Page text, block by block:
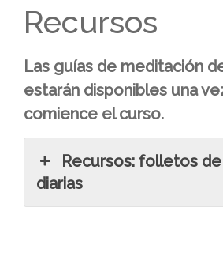
Recursos
Las guías de meditación
estarán disponibles una
comience el curso.
Recursos: folletos
diarias